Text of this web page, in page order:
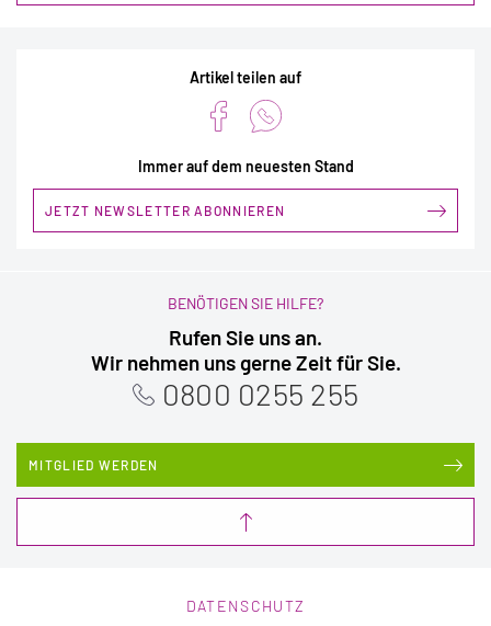
Artikel teilen auf
Immer auf dem neuesten Stand
JETZT NEWSLETTER ABONNIEREN
BENÖTIGEN SIE HILFE?
Rufen Sie uns an.
Wir nehmen uns gerne Zeit für Sie.
0800 0255 255
MITGLIED WERDEN
DATENSCHUTZ